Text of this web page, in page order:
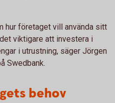
hur företaget vill använda sitt
viktigare att investera i
i utrustning, säger Jörgen
Swedbank.
behov